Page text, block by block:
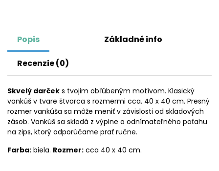
Popis Základné info
Recenzie (0)
Skvelý darček s tvojim obľúbeným motívom. Klasický
vankúš v tvare štvorca s rozmermi cca. 40 x 40 cm. Presný
rozmer vankúša sa môže meniť v závislosti od skladových
zásob. Vankúš sa skladá z výplne a odnímateľného poťahu
na zips, ktorý odporúčame prať ručne.
Farba: biela. Rozmer: cca 40 x 40 cm.